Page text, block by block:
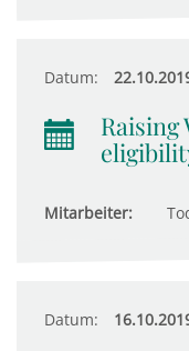
Datum:
Raising
Mitarbeiter:
Datum: